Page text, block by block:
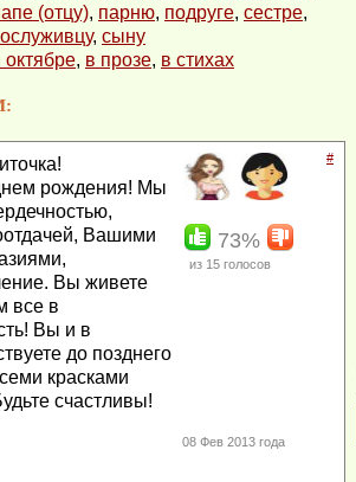
(отцу), парню, подруге, сестре,
, сыну
октябре, в прозе, в стихах
рождения! Мы
Вашими
Вы живете
все в
Вы и в
до позднего
красками
счастливы!
#
73%
из 15 голосов
08 Фев 2013 года